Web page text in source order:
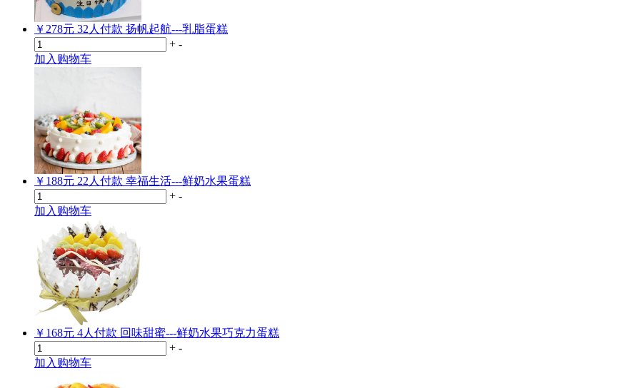
￥278元 32 人付款 扬帆起航---乳脂蛋糕
+ -
加入购物车
￥188元 22 人付款 幸福生活---鲜奶水果蛋糕
+ -
加入购物车
￥168元 4人付款 回味甜蜜---鲜奶水果巧克力蛋糕
+ -
加入购物车